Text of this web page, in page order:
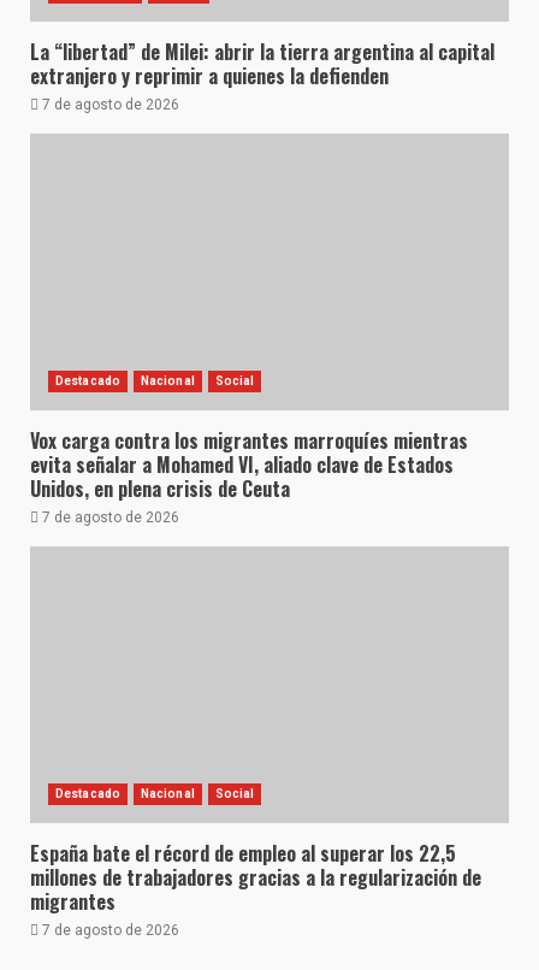
La “libertad” de Milei: abrir la tierra argentina al capital
extranjero y reprimir a quienes la defienden
7 de agosto de 2026
Destacado Nacional Social
Vox carga contra los migrantes marroquíes mientras
evita señalar a Mohamed VI, aliado clave de Estados
Unidos, en plena crisis de Ceuta
7 de agosto de 2026
Destacado Nacional Social
España bate el récord de empleo al superar los 22,5
millones de trabajadores gracias a la regularización de
migrantes
7 de agosto de 2026